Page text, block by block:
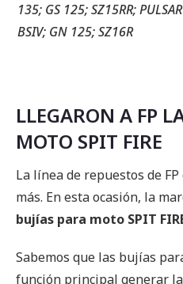
135; GS 125; SZ15RR;
BSIV; GN 125; SZ16R
LLEGARON A FP
MOTO SPIT FIRE
La línea de repuestos de
más. En esta ocasión, la
bujías para moto SPIT
Sabemos que las bujías
función principal generar